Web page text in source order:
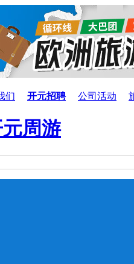
们 开元招聘 公司活动
周游